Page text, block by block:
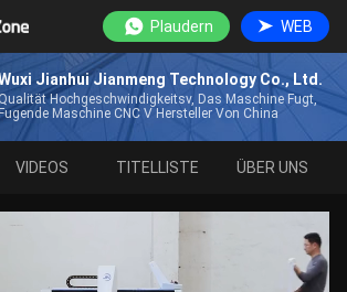
Plaudern WEB
Jianhui Jianmeng Technology Co., Ltd.
Hochgeschwindigkeitsv, Das Maschine Fugt,
Maschine CNC V Hersteller Von China
VIDEOS TITELLISTE ÜBER UNS